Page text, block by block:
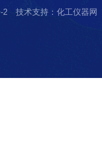
2
技术支持：化工仪器网